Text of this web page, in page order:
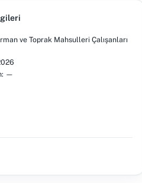
ve Toprak Mahsulleri Çalışanları
—